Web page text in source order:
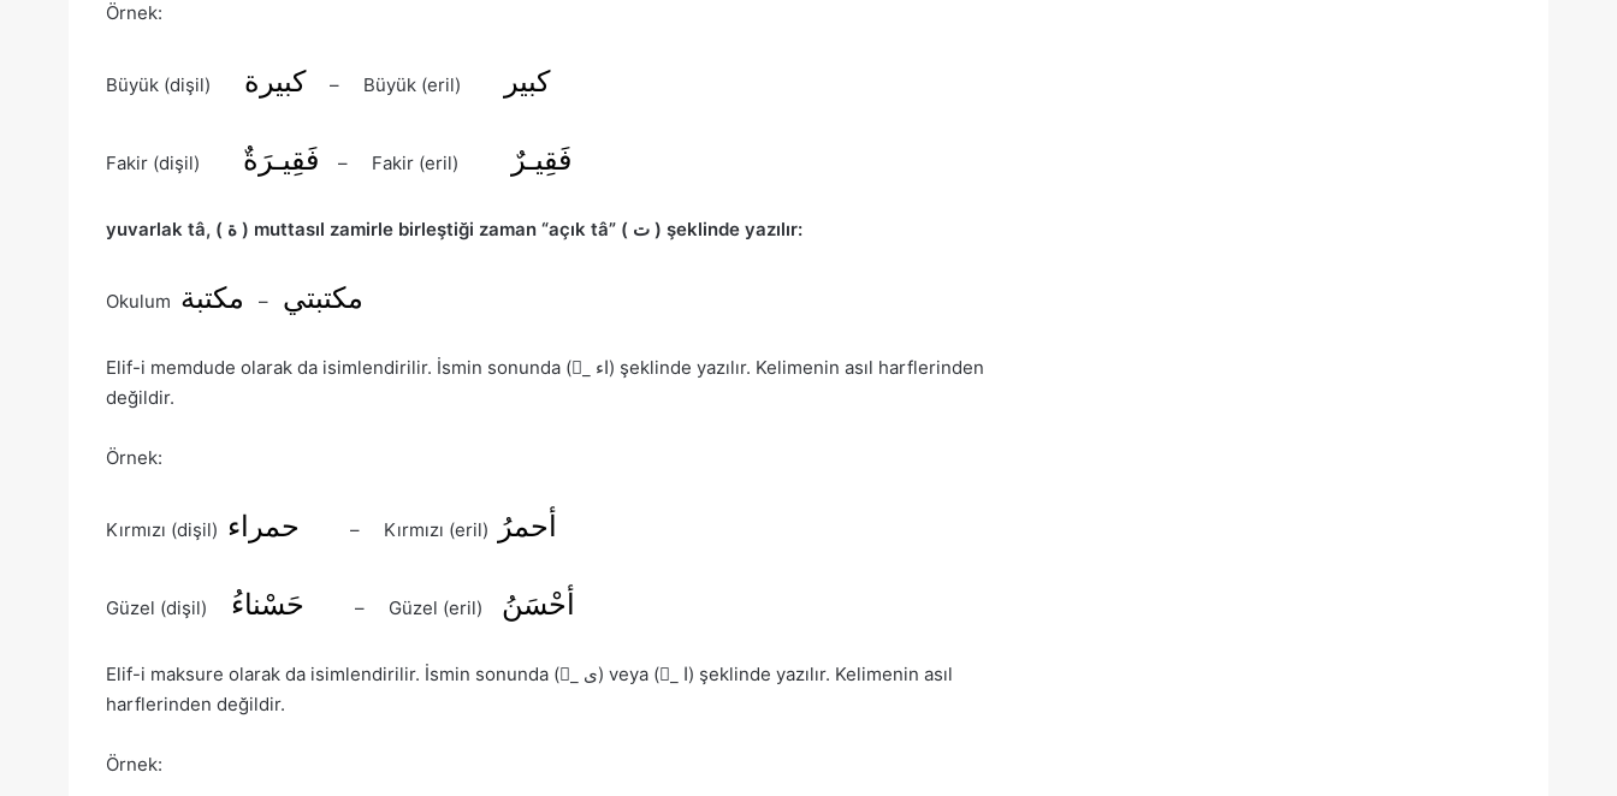
Örnek:
Büyük (dişil) كبيرة – Büyük (eril) كبير
Fakir (dişil) فَقِيـرَةٌ – Fakir (eril) فَقِيـرٌ
yuvarlak tâ, ( ة ) muttasıl zamirle birleştiği zaman “açık tâ” ( ت ) şeklinde yazılır:
Okulum مكتبتي – مكتبة
Elif-i memdude olarak da isimlendirilir. İsmin sonunda (_َ اء) şeklinde yazılır. Kelimenin asıl harflerinden
değildir.
Örnek:
Kırmızı (dişil) – Kırmızı (eril) أحمرُ
Güzel (dişil) – Güzel (eril) أحْسَنُ
Elif-i maksure olarak da isimlendirilir. İsmin sonunda (_َ ى) veya (_َ ا) şeklinde yazılır. Kelimenin asıl
harflerinden değildir.
Örnek: